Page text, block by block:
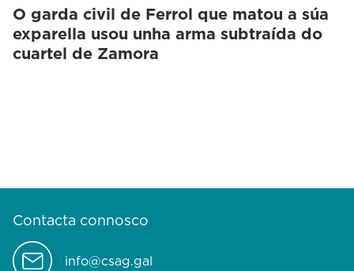
O garda civil de Ferrol que matou a súa
exparella usou unha arma subtraída do
cuartel de Zamora
Contacta connosco
info@csag.gal